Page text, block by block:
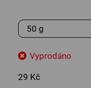
Vyprodáno
29 Kč